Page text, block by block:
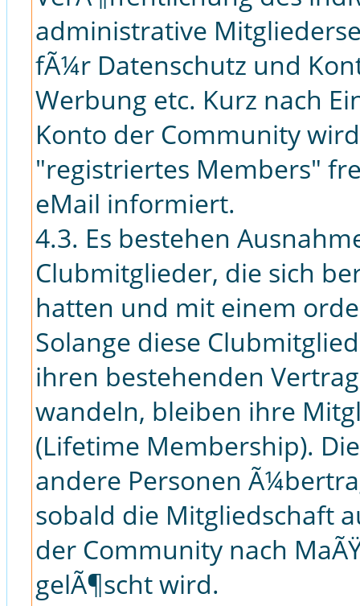
administrative
fÃ¼r Datenschutz und
Werbung etc. Kurz nach
Konto der Community
"registriertes Members"
eMail informiert.
4.3. Es bestehen
Clubmitglieder, die sich
hatten und mit einem
Solange diese
ihren bestehenden
wandeln, bleiben ihre
(Lifetime Membership).
andere Personen
sobald die Mitgliedschaft
der Community nach
gelÃ¶scht wird.